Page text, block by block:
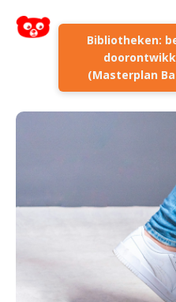
Bibliotheken:
(Masterplan